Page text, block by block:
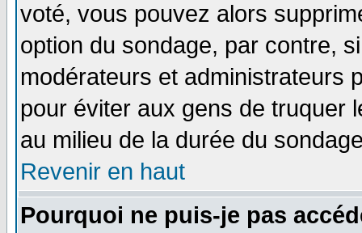
voté, vous pouvez alors
option du sondage, par contre,
modérateurs et administrateurs
pour éviter aux gens de truquer
au milieu de la durée du
Revenir en haut
Pourquoi ne puis-je pas